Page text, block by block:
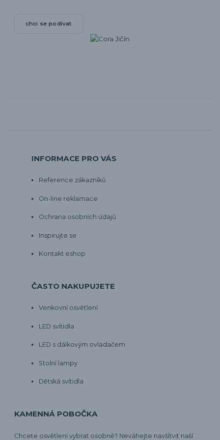
chci se podívat
INFORMACE PRO VÁS
Reference zákazníků
On-line reklamace
Ochrana osobních údajů
Inspirujte se
Kontakt eshop
ČASTO NAKUPUJETE
Venkovní osvětlení
LED svítidla
LED s dálkovým ovladačem
Stolní lampy
Dětská svítidla
KAMENNÁ POBOČKA
Chcete osvětlení vybrat osobně? Neváhejte navšítvit naší